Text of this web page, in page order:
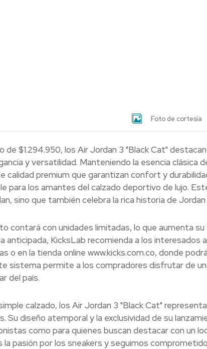
Foto de cortesía
de $1.294.950, los Air Jordan 3 "Black Cat"
y versatilidad. Manteniendo la esencia clásica
calidad premium que garantizan confort y
para los amantes del calzado deportivo de lujo.
sino que también celebra la rica historia de
contará con unidades limitadas, lo que aumenta
anticipada, KicksLab recomienda a los interesados
o en la tienda online www.kicks.com.co, donde
sistema permite a los compradores disfrutar de
del país.
calzado, los Air Jordan 3 "Black Cat"
Su diseño atemporal y la exclusividad de su
como para quienes buscan destacar con un
pasión por los sneakers y seguimos